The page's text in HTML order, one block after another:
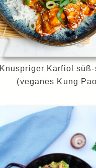
Knuspriger Karfiol süß-
(veganes Kung